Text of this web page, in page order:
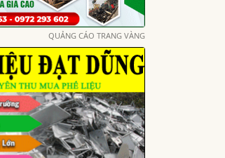
QUẢNG CÁO TRANG VÀNG